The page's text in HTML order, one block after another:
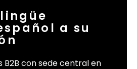
a su
con sede central en